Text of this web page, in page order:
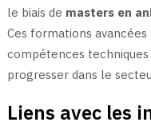
le biais de masters en
Ces formations
compétences
progresser dans le
Liens avec les